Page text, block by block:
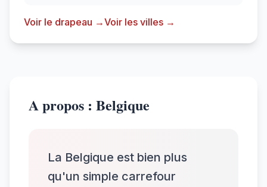
Voir le drapeau →Voir les villes →
A propos : Belgique
La Belgique est bien plus
qu'un simple carrefour